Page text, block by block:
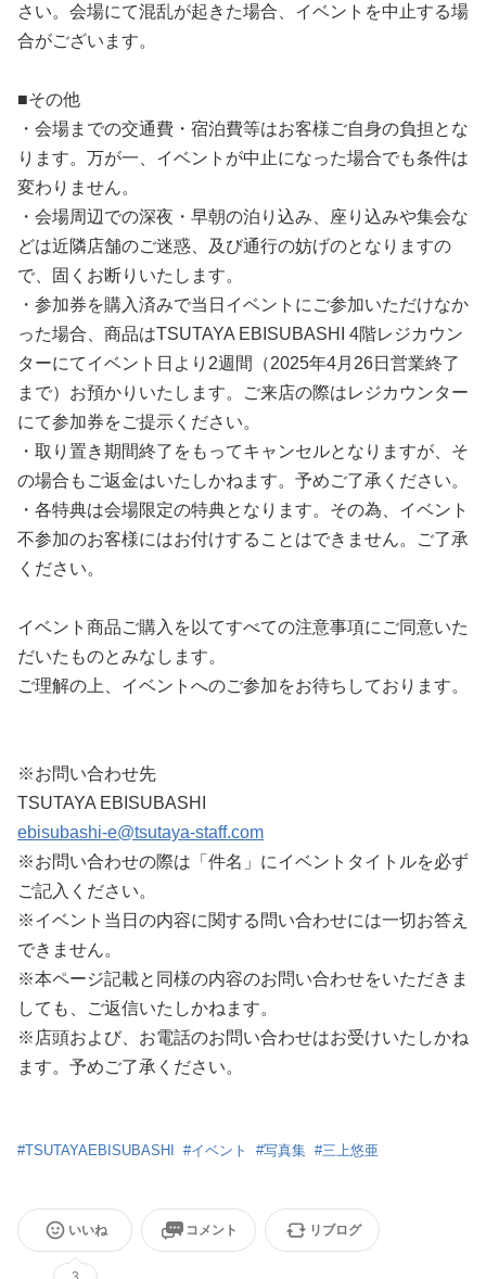
さい。会場にて混乱が起きた場合、イベントを中止する場
合がございます。
■その他
・会場までの交通費・宿泊費等はお客様ご自身の負担とな
ります。万が一、イベントが中止になった場合でも条件は
変わりません。
・会場周辺での深夜・早朝の泊り込み、座り込みや集会な
どは近隣店舗のご迷惑、及び通行の妨げのとなりますの
で、固くお断りいたします。
・参加券を購入済みで当日イベントにご参加いただけなか
った場合、商品はTSUTAYA EBISUBASHI 4階レジカウン
ターにてイベント日より2週間（2025年4月26日営業終了
まで）お預かりいたします。ご来店の際はレジカウンター
にて参加券をご提示ください。
・取り置き期間終了をもってキャンセルとなりますが、そ
の場合もご返金はいたしかねます。予めご了承ください。
・各特典は会場限定の特典となります。その為、イベント
不参加のお客様にはお付けすることはできません。ご了承
ください。
イベント商品ご購入を以てすべての注意事項にご同意いた
だいたものとみなします。
ご理解の上、イベントへのご参加をお待ちしております。
※お問い合わせ先
TSUTAYA EBISUBASHI
ebisubashi-e@tsutaya-staff.com
※お問い合わせの際は「件名」にイベントタイトルを必ず
ご記入ください。
※イベント当日の内容に関する問い合わせには一切お答え
できません。
※本ページ記載と同様の内容のお問い合わせをいただきま
しても、ご返信いたしかねます。
※店頭および、お電話のお問い合わせはお受けいたしかね
ます。予めご了承ください。
#TSUTAYAEBISUBASHI #イベント #写真集 #三上悠亜
いいね コメント リブログ